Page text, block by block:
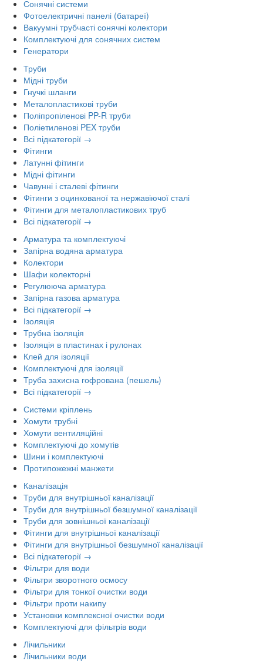
Сонячні системи
Фотоелектричні панелі (батареї)
Вакуумні трубчасті сонячні колектори
Комплектуючі для сонячних систем
Генератори
Труби
Мідні труби
Гнучкі шланги
Металопластикові труби
Поліпропіленові PP-R труби
Поліетиленові PEX труби
Всі підкатегорії →
Фітинги
Латунні фітинги
Мідні фітинги
Чавунні і сталеві фітинги
Фітинги з оцинкованої та нержавіючої сталі
Фітинги для металопластикових труб
Всі підкатегорії →
Арматура та комплектуючі
Запірна водяна арматура
Колектори
Шафи колекторні
Регулююча арматура
Запірна газова арматура
Всі підкатегорії →
Ізоляція
Трубна ізоляція
Ізоляція в пластинах і рулонах
Клей для ізоляції
Комплектуючі для ізоляції
Труба захисна гофрована (пешель)
Всі підкатегорії →
Системи кріплень
Хомути трубні
Хомути вентиляційні
Комплектуючі до хомутів
Шини і комплектуючі
Протипожежні манжети
Каналізація
Труби для внутрішньої каналізації
Труби для внутрішньої безшумної каналізації
Труби для зовнішньої каналізації
Фітинги для внутрішньої каналізації
Фітинги для внутрішньої безшумної каналізації
Всі підкатегорії →
Фільтри для води
Фільтри зворотного осмосу
Фільтри для тонкої очистки води
Фільтри проти накипу
Установки комплексної очистки води
Комплектуючі для фільтрів води
Лічильники
Лічильники води